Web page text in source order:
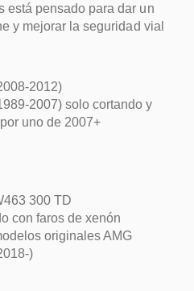
está pensado para dar un
y mejorar la seguridad vial
2012)
2007) solo cortando y
uno de 2007+
300 TD
con faros de xenón
originales AMG
)